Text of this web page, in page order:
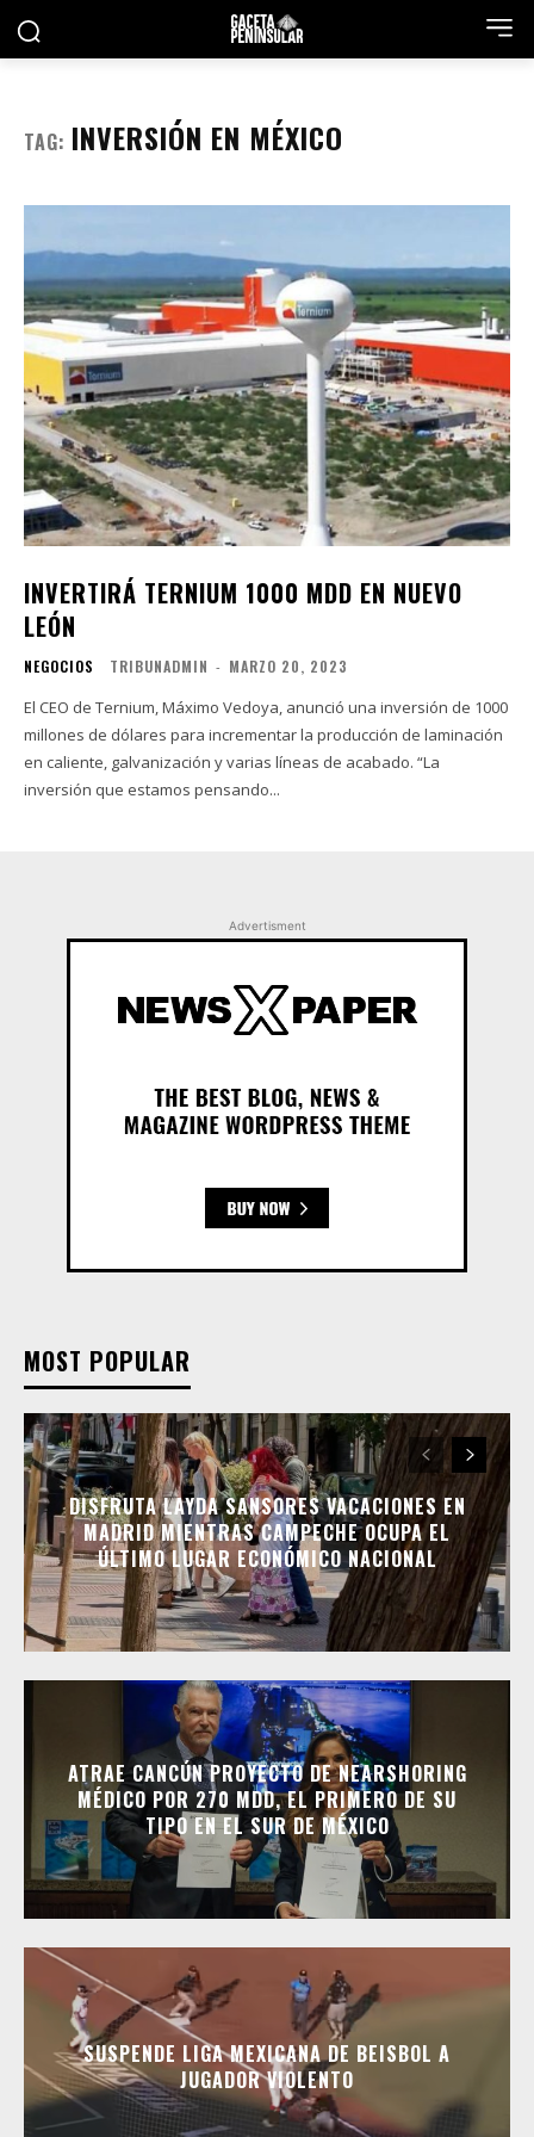
TAG: INVERSIÓN EN MÉXICO
INVERTIRÁ TERNIUM 1000 MDD EN NUEVO
LEÓN
NEGOCIOS TRIBUNADMIN - MARZO 20, 2023
El CEO de Ternium, Máximo Vedoya, anunció una inversión de 1000
millones de dólares para incrementar la producción de laminación
en caliente, galvanización y varias líneas de acabado. “La
inversión que estamos pensando...
Advertisment
MOST POPULAR
DISFRUTA LAYDA SANSORES VACACIONES EN
MADRID MIENTRAS CAMPECHE OCUPA EL
ÚLTIMO LUGAR ECONÓMICO NACIONAL
ATRAE CANCÚN PROYECTO DE NEARSHORING
MÉDICO POR 270 MDD, EL PRIMERO DE SU
TIPO EN EL SUR DE MÉXICO
SUSPENDE LIGA MEXICANA DE BEISBOL A
JUGADOR VIOLENTO